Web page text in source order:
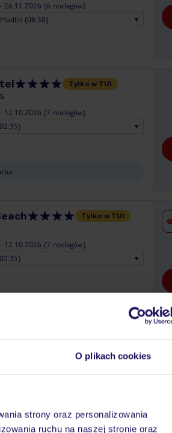
O plikach cookies
strony oraz personalizowania
ruchu na naszej stronie oraz
26.11.2026 (6 noclegów)
(08:50)
Tylko w TUI
12.10.2026 (7 noclegów)
Tylko w TUI
12.10.2026 (7 noclegów)
12.10.2026 (7 noclegów)